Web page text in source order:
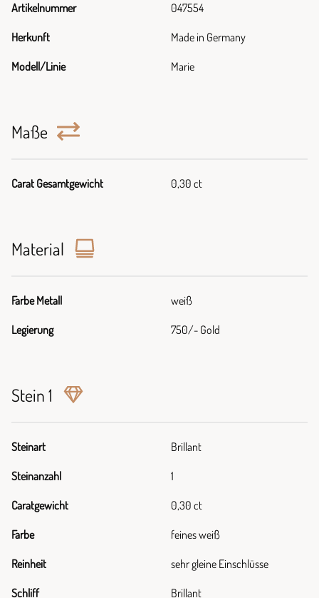
Artikelnummer 047554
Herkunft Made in Germany
Modell/Linie Marie
Maße
Carat Gesamtgewicht 0,30 ct
Material
Farbe Metall weiß
Legierung 750/- Gold
Stein 1
Steinart Brillant
Steinanzahl 1
Caratgewicht 0,30 ct
Farbe feines weiß
Reinheit sehr gleine Einschlüsse
Schliff Brillant